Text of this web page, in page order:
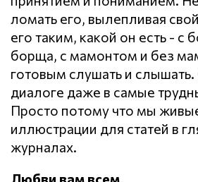
ломать его, вылепливая
его таким, какой он есть - с
борща, с мамонтом и без
готовым слушать и слышать.
диалоге даже в самые
Просто потому что мы
иллюстрации для статей в
журналах.